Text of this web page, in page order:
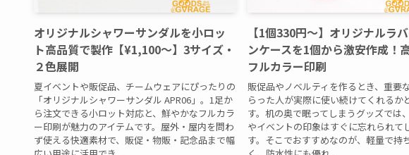
オリジナルシャワーサンダルを小ロッ
ト高品質で製作【¥1,100～】3サイズ・
２色展開
夏イベントや販促品、チームウェアにぴったりの
「オリジナルシャワーサンダル APR06」。1足か
ら注文できる小ロット対応と、鮮やかなフルカラ
ー印刷が魅力のアイテムです。屋外・屋内を問わ
ず使える快適素材で、販促・物販・記念品まで幅
【1個330円〜】オリジナルラ
ンケースを1個から激安作成！
フルカラー印刷
販促品やノベルティを作るとき、重要
らった人が実際に使い続けてくれるか
す。机の奥で眠ってしまうグッズでは
やイベントの印象はすぐに忘れられて
す。そこでおすすめなのが、軽量で持